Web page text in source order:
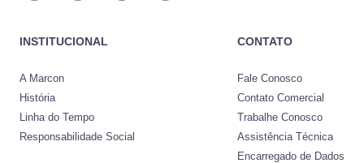
INSTITUCIONAL
A Marcon
História
Linha do Tempo
Responsabilidade Social
CONTATO
Fale Conosco
Contato Comercial
Trabalhe Conosco
Assistência Técnica
Encarregado de Dados